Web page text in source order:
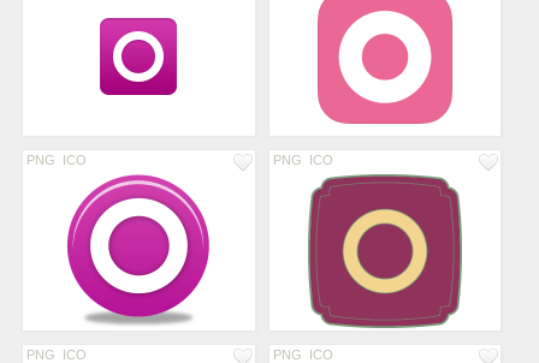
PNG ICO PNG ICO
PNG ICO PNG ICO